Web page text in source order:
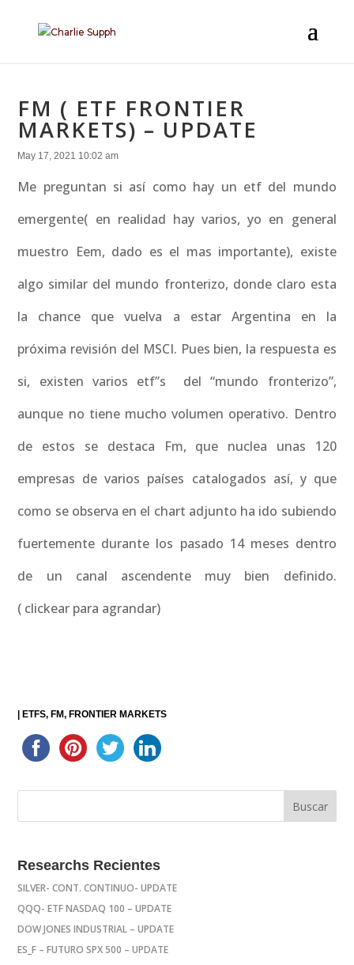
FM ( ETF FRONTIER
MARKETS) – UPDATE
May 17, 2021 10:02 am
Me preguntan si así como hay un etf del mundo
emergente( en realidad hay varios, yo en general
muestro Eem, dado es el mas importante), existe
algo similar del mundo fronterizo, donde claro esta
la chance que vuelva a estar Argentina en la
próxima revisión del MSCI. Pues bien, la respuesta es
si, existen varios etf”s del “mundo fronterizo”,
aunque no tiene mucho volumen operativo. Dentro
de estos se destaca Fm, que nuclea unas 120
empresas de varios países catalogados así, y que
como se observa en el chart adjunto ha ido subiendo
fuertemente durante los pasado 14 meses dentro
de un canal ascendente muy bien definido.
( clickear para agrandar)
ETFS FM FRONTIER MARKETS
Researchs Recientes
SILVER- CONT. CONTINUO- UPDATE
QQQ- ETF NASDAQ 100 – UPDATE
DOW JONES INDUSTRIAL – UPDATE
ES_F – FUTURO SPX 500 – UPDATE